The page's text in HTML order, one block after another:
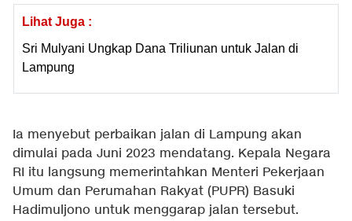
Lihat Juga :
Sri Mulyani Ungkap Dana Triliunan untuk Jalan di
Lampung
Ia menyebut perbaikan jalan di Lampung akan
dimulai pada Juni 2023 mendatang. Kepala Negara
RI itu langsung memerintahkan Menteri Pekerjaan
Umum dan Perumahan Rakyat (PUPR) Basuki
Hadimuljono untuk menggarap jalan tersebut.